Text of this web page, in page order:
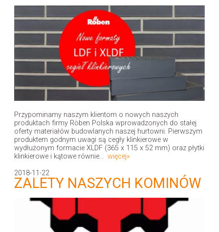
Przypominamy naszym klientom o nowych naszych
produktach firmy Röben Polska wprowadzonych do stałej
oferty materiałów budowlanych naszej hurtowni. Pierwszym
produktem godnym uwagi są cegły klinkierowe w
wydłużonym formacie XLDF (365 x 115 x 52 mm) oraz płytki
klinkierowe i kątowe równie... więcej»
2018-11-22
ZALETY NASZYCH KOMINÓW